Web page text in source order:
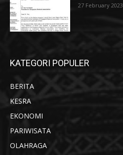
27 February 2023
KATEGORI POPULER
BERITA
KESRA
EKONOMI
PARIWISATA
OLAHRAGA